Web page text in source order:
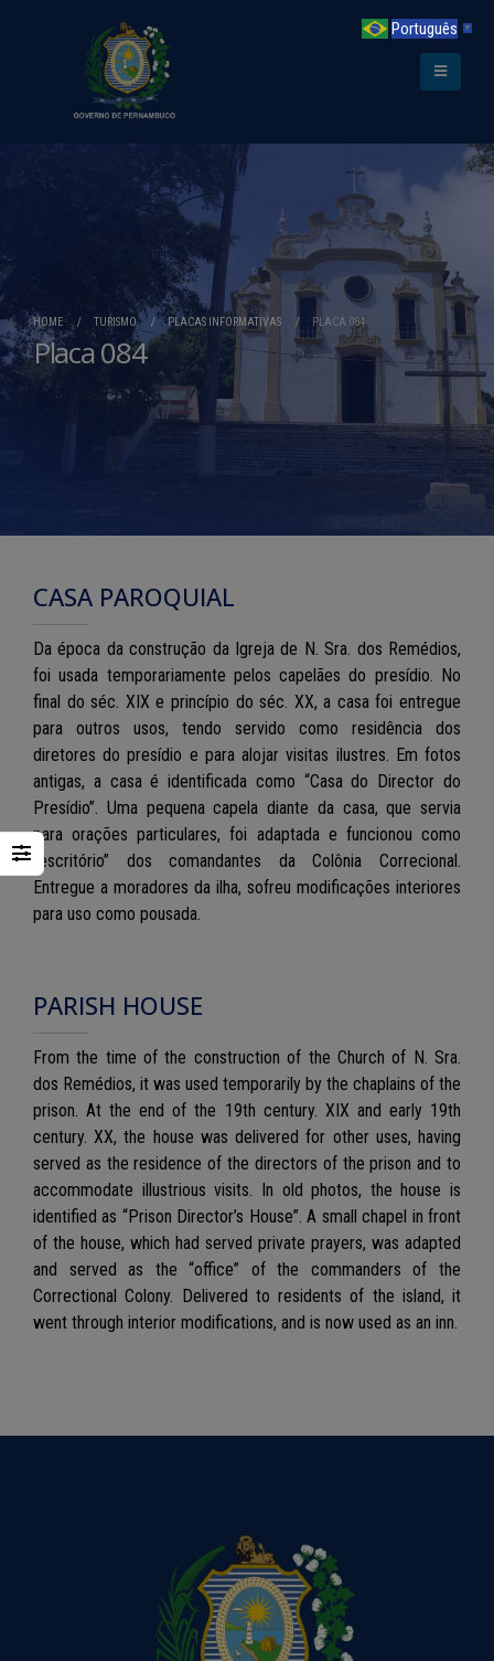
HOME TURISMO PLACAS INFORMATIVAS PLACA 084
Placa 084
CASA PAROQUIAL
Da época da construção da Igreja de N. Sra. dos Remédios,
foi usada temporariamente pelos capelães do presídio. No
final do séc. XIX e princípio do séc. XX, a casa foi entregue
para outros usos, tendo servido como residência dos
diretores do presídio e para alojar visitas ilustres. Em fotos
antigas, a casa é identificada como “Casa do Director do
Presídio”. Uma pequena capela diante da casa, que servia
para orações particulares, foi adaptada e funcionou como
“escritório” dos comandantes da Colônia Correcional.
Entregue a moradores da ilha, sofreu modificações interiores
para uso como pousada.
PARISH HOUSE
From the time of the construction of the Church of N. Sra.
dos Remédios, it was used temporarily by the chaplains of the
prison. At the end of the 19th century. XIX and early 19th
century. XX, the house was delivered for other uses, having
served as the residence of the directors of the prison and to
accommodate illustrious visits. In old photos, the house is
identified as “Prison Director’s House”. A small chapel in front
of the house, which had served private prayers, was adapted
and served as the “office” of the commanders of the
Correctional Colony. Delivered to residents of the island, it
went through interior modifications, and is now used as an inn.
Português ▼